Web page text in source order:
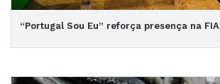
“Portugal Sou Eu” reforça presença na FIA